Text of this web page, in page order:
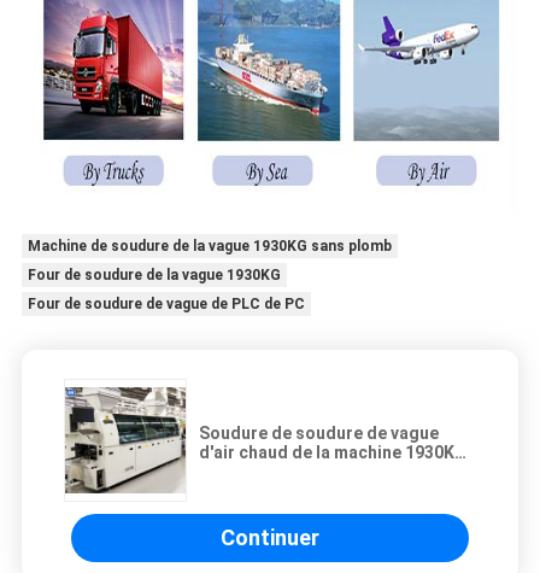
Machine de soudure de la vague 1930KG sans plomb
Four de soudure de la vague 1930KG
Four de soudure de vague de PLC de PC
Soudure de soudure de vague
d'air chaud de la machine 1930KG
Continuer